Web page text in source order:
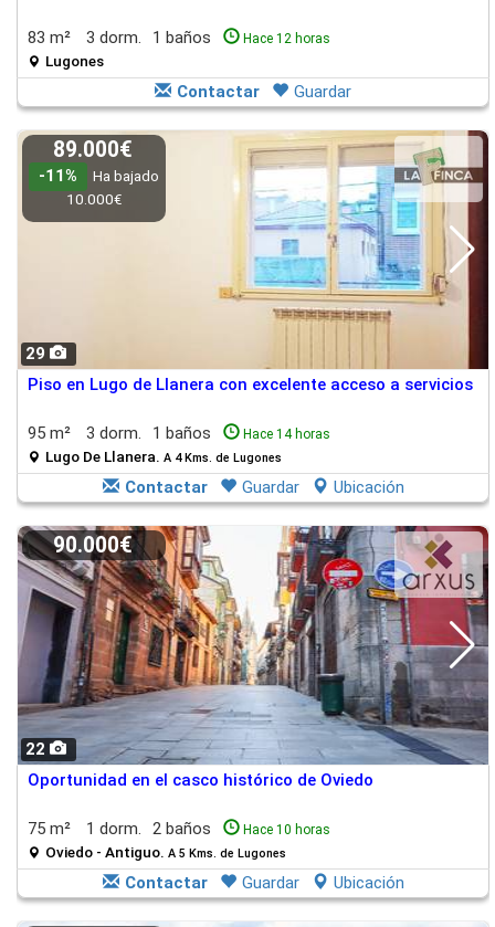
83 m² 3 dorm. 1 baños Hace 12 horas
Lugones
Contactar Guardar
29
89.000€
-11%
Ha bajado
10.000€
Piso en Lugo de Llanera con excelente acceso a servicios
95 m² 3 dorm. 1 baños Hace 14 horas
Lugo De Llanera. A 4 Kms. de Lugones
Contactar Guardar Ubicación
22
90.000€
Oportunidad en el casco histórico de Oviedo
75 m² 1 dorm. 2 baños Hace 10 horas
Oviedo - Antiguo. A 5 Kms. de Lugones
Contactar Guardar Ubicación